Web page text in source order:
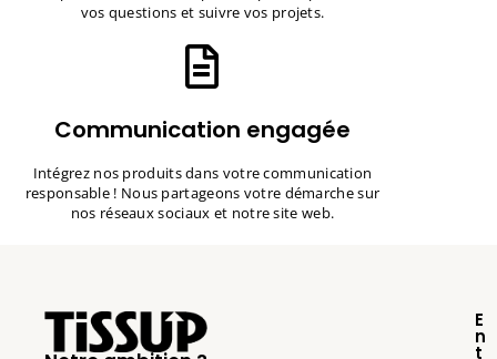
vos questions et suivre vos projets.
Communication engagée
Intégrez nos produits dans votre communication
responsable ! Nous partageons votre démarche sur
nos réseaux sociaux et notre site web.
E
n
t